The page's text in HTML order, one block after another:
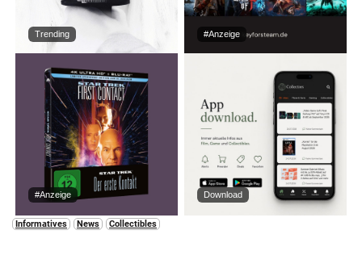
Trending #Anzeige
#Anzeige Download
Informatives News Collectibles